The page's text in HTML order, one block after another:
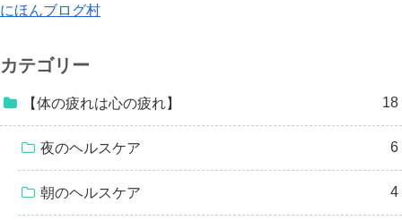
にほんブログ村
カテゴリー
【体の疲れは心の疲れ】 18
夜のヘルスケア 6
朝のヘルスケア 4